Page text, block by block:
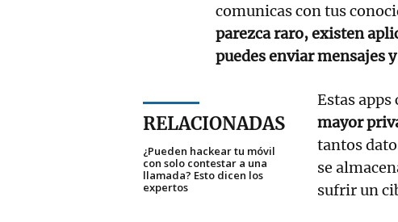
comunicas con tus
parezca raro, existen
puedes enviar mensajes
RELACIONADAS
¿Pueden hackear tu móvil
con solo contestar a una
llamada? Esto dicen los
expertos
Estas
mayor
tantos
se
sufrir un